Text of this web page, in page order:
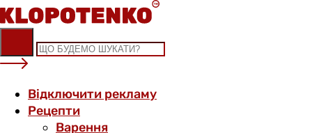
Skip
to
content
Відключити рекламу
Рецепти
Варення